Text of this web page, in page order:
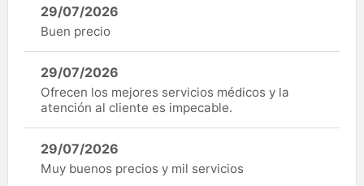
29/07/2026
Buen precio
29/07/2026
Ofrecen los mejores servicios médicos y la
atención al cliente es impecable.
29/07/2026
Muy buenos precios y mil servicios